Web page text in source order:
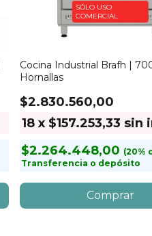
SÓLO USO
COMERCIAL
Cocina Industrial Brafh |
Hornallas
$2.830.560,00
18 x $157.253,33 sin
$2.264.448,00
Transferencia o depósito